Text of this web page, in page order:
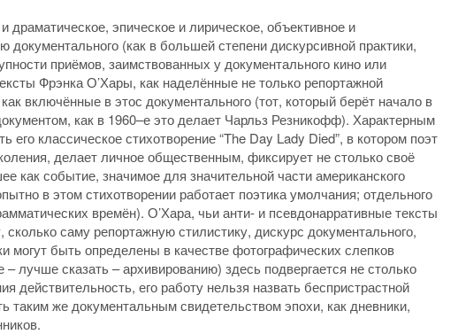
драматическое, эпическое и лирическое, объективное и
(как в большей степени дискурсивной практики,
приёмов, заимствованных у документального кино или
Фрэнка О’Хары, как наделённые не только репортажной
включённые в этос документального (тот, который берёт начало в
как в 1960–е это делает Чарльз Резникофф). Характерным
классическое стихотворение “The Day Lady Died”, в котором поэт
делает личное общественным, фиксирует не столько своё
как событие, значимое для значительной части американского
в этом стихотворении работает поэтика умолчания; отдельного
времён). О’Хара, чьи анти- и псевдонарративные тексты
саму репортажную стилистику, дискурс документального,
могут быть определены в качестве фотографических слепков
лучше сказать – архивированию) здесь подвергается не столько
действительность, его работу нельзя назвать беспристрастной
таким же документальным свидетельством эпохи, как дневники,